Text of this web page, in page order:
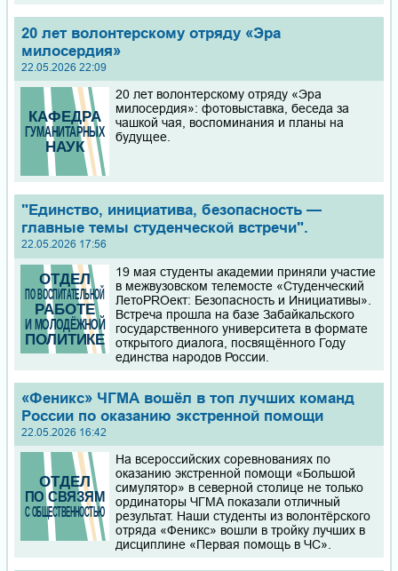
20 лет волонтерскому отряду «Эра
милосердия»
22.05.2026 22:09
20 лет волонтерскому отряду «Эра
милосердия»: фотовыставка, беседа за
чашкой чая, воспоминания и планы на
будущее.
"Единство, инициатива, безопасность —
главные темы студенческой встречи".
22.05.2026 17:56
19 мая студенты академии приняли участие
в межвузовском телемосте «Студенческий
ЛетоPROект: Безопасность и Инициативы».
Встреча прошла на базе Забайкальского
государственного университета в формате
открытого диалога, посвящённого Году
единства народов России.
«Феникс» ЧГМА вошёл в топ лучших команд
России по оказанию экстренной помощи
22.05.2026 16:42
На всероссийских соревнованиях по
оказанию экстренной помощи «Большой
симулятор» в северной столице не только
ординаторы ЧГМА показали отличный
результат. Наши студенты из волонтёрского
отряда «Феникс» вошли в тройку лучших в
дисциплине «Первая помощь в ЧС».